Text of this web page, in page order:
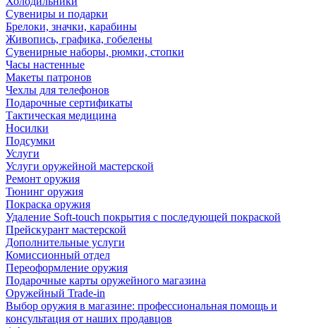
Сувениры и подарки
Брелоки, значки, карабины
Живопись, графика, гобелены
Сувенирные наборы, рюмки, стопки
Часы настенные
Макеты патронов
Чехлы для телефонов
Подарочные сертификаты
Тактическая медицина
Носилки
Подсумки
Услуги
Услуги оружейной мастерской
Ремонт оружия
Тюнинг оружия
Покраска оружия
Удаление Soft-touch покрытия с последующей покраской
Прейскурант мастерской
Дополнительные услуги
Комиссионный отдел
Переоформление оружия
Подарочные карты оружейного магазина
Оружейный Trade-in
Выбор оружия в магазине: профессиональная помощь и
консультация от наших продавцов